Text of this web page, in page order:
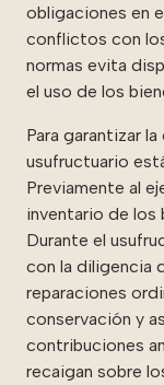
obligaciones en
conflictos con
normas evita
el uso de los
Para garantizar
usufructuario
Previamente al
inventario de los
Durante el
con la diligencia
reparaciones
conservación y
contribuciones
recaigan sobre